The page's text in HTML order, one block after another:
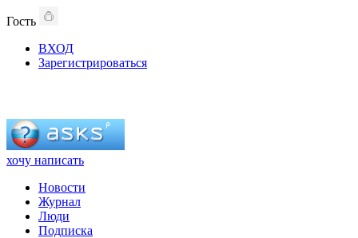
Гость
ВХОД
Зарегистрироваться
хочу написать
Новости
Журнал
Люди
Подписка